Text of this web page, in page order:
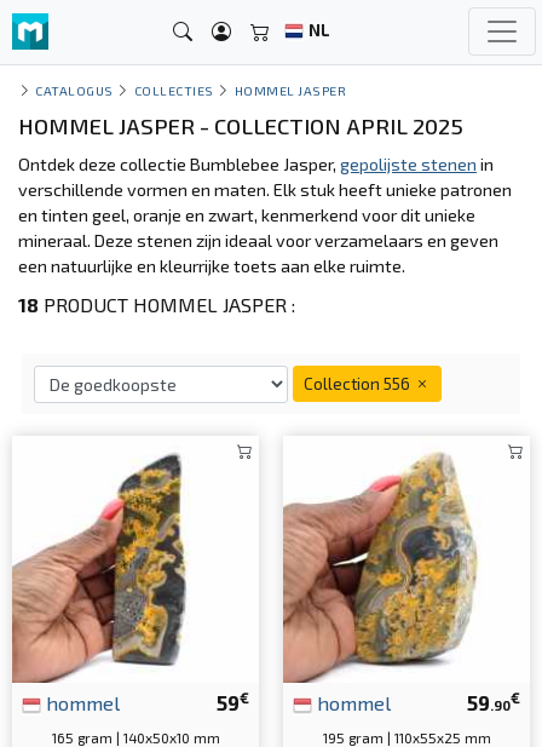
NL
CATALOGUS COLLECTIES HOMMEL JASPER
HOMMEL JASPER - COLLECTION APRIL 2025
Ontdek deze collectie Bumblebee Jasper, gepolijste stenen in
verschillende vormen en maten. Elk stuk heeft unieke patronen
en tinten geel, oranje en zwart, kenmerkend voor dit unieke
mineraal. Deze stenen zijn ideaal voor verzamelaars en geven
een natuurlijke en kleurrijke toets aan elke ruimte.
18 PRODUCT HOMMEL JASPER :
Collection 556
59€
hommel
165 gram | 140x50x10 mm
59.90€
hommel
195 gram | 110x55x25 mm